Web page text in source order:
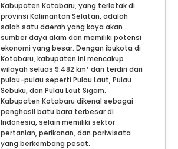
Kabupaten Kotabaru, yang terletak di
provinsi Kalimantan Selatan, adalah
salah satu daerah yang kaya akan
sumber daya alam dan memiliki potensi
ekonomi yang besar. Dengan ibukota di
Kotabaru, kabupaten ini mencakup
wilayah seluas 9.482 km² dan terdiri dari
pulau-pulau seperti Pulau Laut, Pulau
Sebuku, dan Pulau Laut Sigam.
Kabupaten Kotabaru dikenal sebagai
penghasil batu bara terbesar di
Indonesia, selain memiliki sektor
pertanian, perikanan, dan pariwisata
yang berkembang pesat.